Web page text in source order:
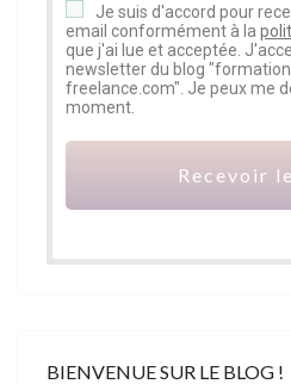
Je suis d'accord pour
email conformément à la
que j'ai lue et acceptée.
newsletter du blog
freelance.com". Je peux me
moment.
Recevoir
BIENVENUE SUR LE BLOG !